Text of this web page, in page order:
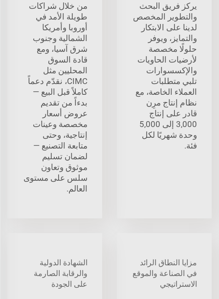
يركز فريق البحث
والتطوير المخصص
لدينا على الابتكار
والتمايز، ويوفر
حلولًا مخصصة
لأرضيات الحاويات
والإكسسوارات
تلبي متطلبات
العملاء الخاصة، مع
نظام إنتاج مرِن
قادر على إنتاج
3,000 إلى 5,000
وحدة شهريًا لكل
فئة.
من خلال شراكات
طويلة الأمد في
أوروبا وأمريكا
الشمالية وجنوب
شرق آسيا، ومع
قادة السوق
المحليين مثل
CIMC، نقدّم دعماً
كاملاً قبل البيع —
بدءاً من تقديم
عروض أسعار
مخصصة وعينات
إنتاجية، وحتى
متابعة التصنيع —
لضمان تسليم
موثوق وتعاون
سلس على مستوى
العالم.
مزايا النطاق الرائد
في الصناعة والموقع
الاستراتيجي
الشهادة الدولية
والرقابة الصارمة
على الجودة